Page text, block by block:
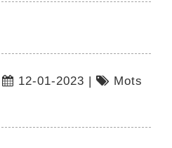
12-01-2023 |
Mots